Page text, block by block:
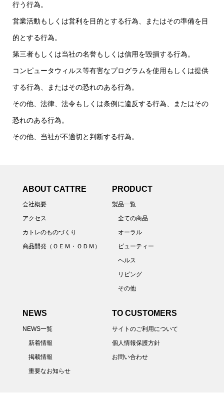
行う行為。
営業活動もしくは営利を目的とする行為、またはその準備を目
的とする行為。
第三者もしくは当社の名誉もしくは信用を毀損する行為。
コンピュータウィルス等有害なプログラムを使用もしくは提供
する行為、またはその恐れのある行為。
その他、法律、法令もしくは条例に違反する行為、またはその
恐れのある行為。
その他、当社が不適切と判断する行為。
ABOUT CATTRE
会社概要
アクセス
カトレのものづくり
商品開発（ＯＥＭ・ＯＤＭ）
PRODUCT
製品一覧
全ての商品
オーラル
ビューティー
ヘルス
リビング
その他
NEWS
NEWS一覧
新着情報
掲載情報
重要なお知らせ
TO CUSTOMERS
サイトのご利用について
個人情報保護方針
お問い合わせ